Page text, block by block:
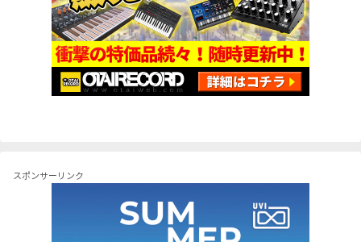
スポンサーリンク